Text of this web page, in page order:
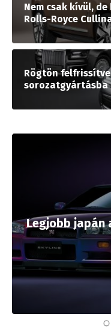
Nem csak kívül,
Rolls-Royce
Rögtön
sorozatgyártásba
Legjobb japán